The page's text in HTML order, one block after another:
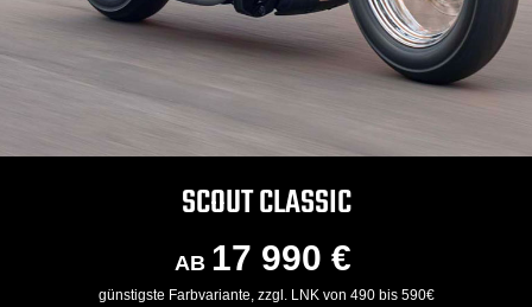
SCOUT CLASSIC
AB 17 990 €
günstigste Farbvariante, zzgl. LNK von 490 bis 590€